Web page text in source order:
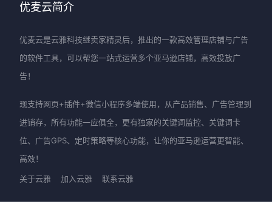
优麦云简介
优麦云是云雅科技继卖家精灵后，推出的一款高效管理店铺与广告
的软件工具，可以帮您一站式运营多个亚马逊店铺，高效投放广
告！
现支持网页+插件+微信小程序多端使用，从产品销售、广告管理到
进销存，所有功能一应俱全，更有独家的关键词监控、关键词卡
位、广告GPS、定时策略等核心功能，让你的亚马逊运营更智能、
高效！
关于云雅 加入云雅 联系云雅